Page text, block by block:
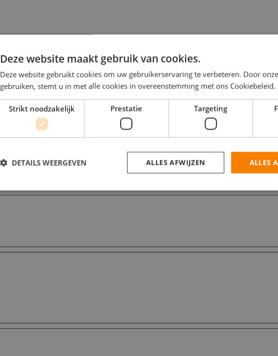
Deze website maakt gebruik van cookies.
Deze website gebruikt cookies om uw gebruikerservaring te verbeteren. Door
gebruiken, stemt u in met alle cookies in overeenstemming met ons Cookiebeleid.
Strikt noodzakelijk Prestatie Targeting
ALLES
ALLES AFWIJZEN
DETAILS WEERGEVEN